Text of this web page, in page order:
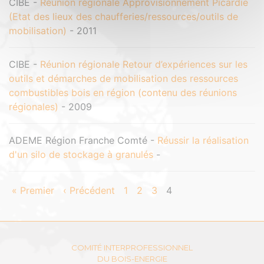
CIBE - Réunion régionale Approvisionnement Picardie
(Etat des lieux des chaufferies/ressources/outils de
mobilisation) - 2011
CIBE - Réunion régionale Retour d’expériences sur les
outils et démarches de mobilisation des ressources
combustibles bois en région (contenu des réunions
régionales) - 2009
ADEME Région Franche Comté - Réussir la réalisation
d'un silo de stockage à granulés -
« Premier ‹ Précédent 1 2 3 4
COMITÉ INTERPROFESSIONNEL
DU BOIS-ENERGIE